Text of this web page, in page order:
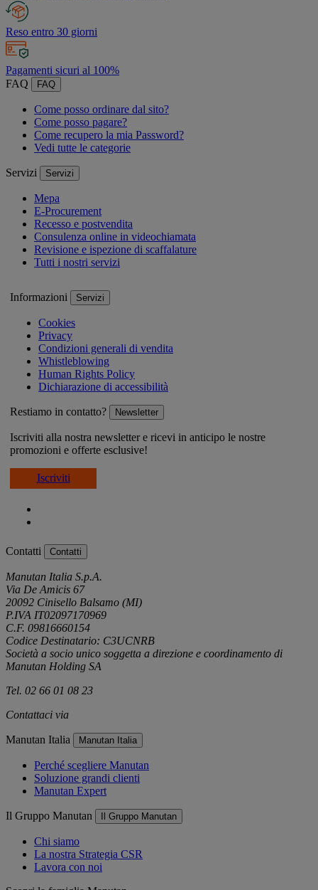
Reso entro 30 giorni
Pagamenti sicuri al 100%
FAQ
FAQ
Come posso ordinare dal sito?
Come posso pagare?
Come recupero la mia Password?
Vedi tutte le categorie
Servizi Servizi
Mepa
E-Procurement
Recesso e postvendita
Consulenza online in videochiamata
Revisione e ispezione di scaffalature
Tutti i nostri servizi
Informazioni Servizi
Cookies
Privacy
Condizioni generali di vendita
Whistleblowing
Human Rights Policy
Dichiarazione di accessibilità
Restiamo in contatto? Newsletter
Iscriviti alla nostra newsletter e ricevi in anticipo le nostre
promozioni e offerte esclusive!
Iscriviti
Contatti Contatti
Manutan Italia S.p.A.
Via De Amicis 67
20092 Cinisello Balsamo (MI)
P.IVA IT02097170969
C.F. 09816660154
Codice Destinatario: C3UCNRB
Società a socio unico soggetta a direzione e coordinamento di
Manutan Holding SA
Tel. 02 66 01 08 23
Contattaci via
Manutan Italia Manutan Italia
Perché scegliere Manutan
Soluzione grandi clienti
Manutan Expert
Il Gruppo Manutan Il Gruppo Manutan
Chi siamo
La nostra Strategia CSR
Lavora con noi